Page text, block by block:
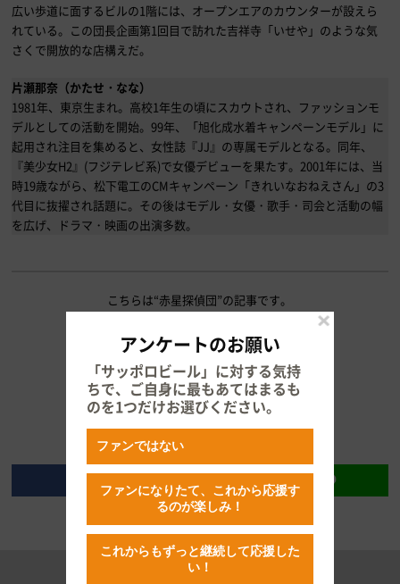
広い歩道に面するビルの1階には、オープンエアのカウンターが設えら
れている。この団長企画第1回目で訪れた吉祥寺「いせや」のような気
さくで開放的な店構えだ。
片瀬那奈（かたせ・なな）
1981年、東京生まれ。高校1年生の頃にスカウトされ、ファッションモ
デルとしての活動を開始。99年、「旭化成水着キャンペーンモデル」に
起用され注目を集めると、女性誌『JJ』の専属モデルとなる。同年、
『美少女H2』(フジテレビ系)で女優デビューを果たす。2001年には、当
時19歳ながら、松下電工のCMキャンペーン「きれいなおねえさん」の3
代目に抜擢され話題に。その後はモデル・女優・歌手・司会と活動の幅
を広げ、ドラマ・映画の出演多数。
こちらは“赤星探偵団”の記事です。
この記事を読む
アンケートのお願い
「サッポロビール」に対する気持
ちで、ご自身に最もあてはまるも
のを1つだけお選びください。
ファンではない
ファンになりたて、これから応援す
るのが楽しみ！
これからもずっと継続して応援した
い！